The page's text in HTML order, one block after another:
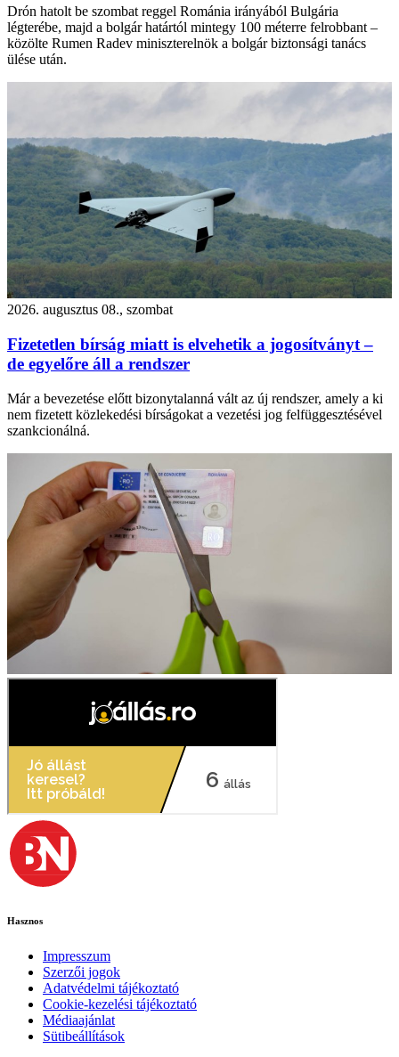
Drón hatolt be szombat reggel Románia irányából Bulgária
légterébe, majd a bolgár határtól mintegy 100 méterre felrobbant –
közölte Rumen Radev miniszterelnök a bolgár biztonsági tanács
ülése után.
2026. augusztus 08., szombat
Fizetetlen bírság miatt is elvehetik a jogosítványt –
de egyelőre áll a rendszer
Már a bevezetése előtt bizonytalanná vált az új rendszer, amely a ki
nem fizetett közlekedési bírságokat a vezetési jog felfüggesztésével
szankcionálná.
Hasznos
Impresszum
Szerzői jogok
Adatvédelmi tájékoztató
Cookie-kezelési tájékoztató
Médiaajánlat
Sütibeállítások